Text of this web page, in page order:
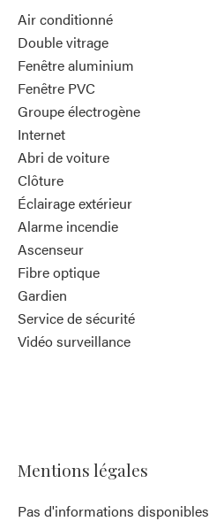
Air conditionné
Double vitrage
Fenêtre aluminium
Fenêtre PVC
Groupe électrogène
Internet
Abri de voiture
Clôture
Éclairage extérieur
Alarme incendie
Ascenseur
Fibre optique
Gardien
Service de sécurité
Vidéo surveillance
Mentions légales
Pas d'informations disponibles